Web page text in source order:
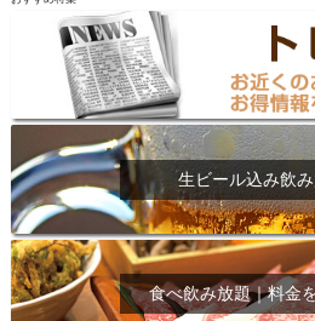
生ビール込み飲み
食べ飲み放題｜料金